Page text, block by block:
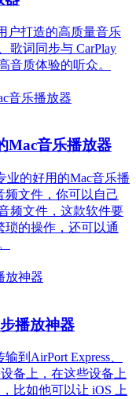
户打造的高质量音乐
歌词同步与 CarPlay
音质体验的听众。
Mac音乐播放器
业的好用的Mac音乐播
频文件，你可以自己
频文件，这款软件要
琐的操作，还可以通
播放神器
到AirPort Express、
设备上，在这些设备上
比如他可以让 iOS 上